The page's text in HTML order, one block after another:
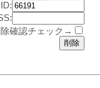
ID:
確認チェック→